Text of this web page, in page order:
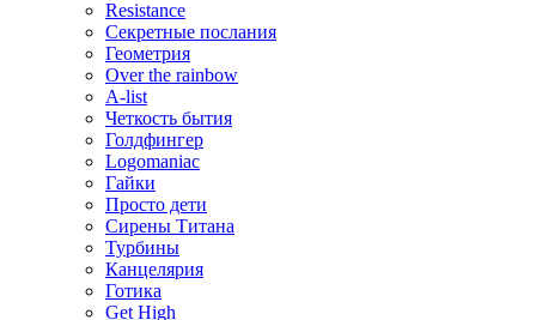
Resistance
Секретные послания
Геометрия
Over the rainbow
A-list
Четкость бытия
Голдфингер
Logomaniac
Гайки
Просто дети
Сирены Титана
Турбины
Канцелярия
Готика
Get High